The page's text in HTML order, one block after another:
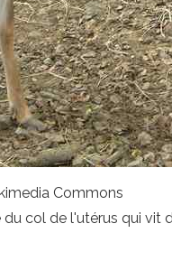
Commons
col de l'utérus qui vit